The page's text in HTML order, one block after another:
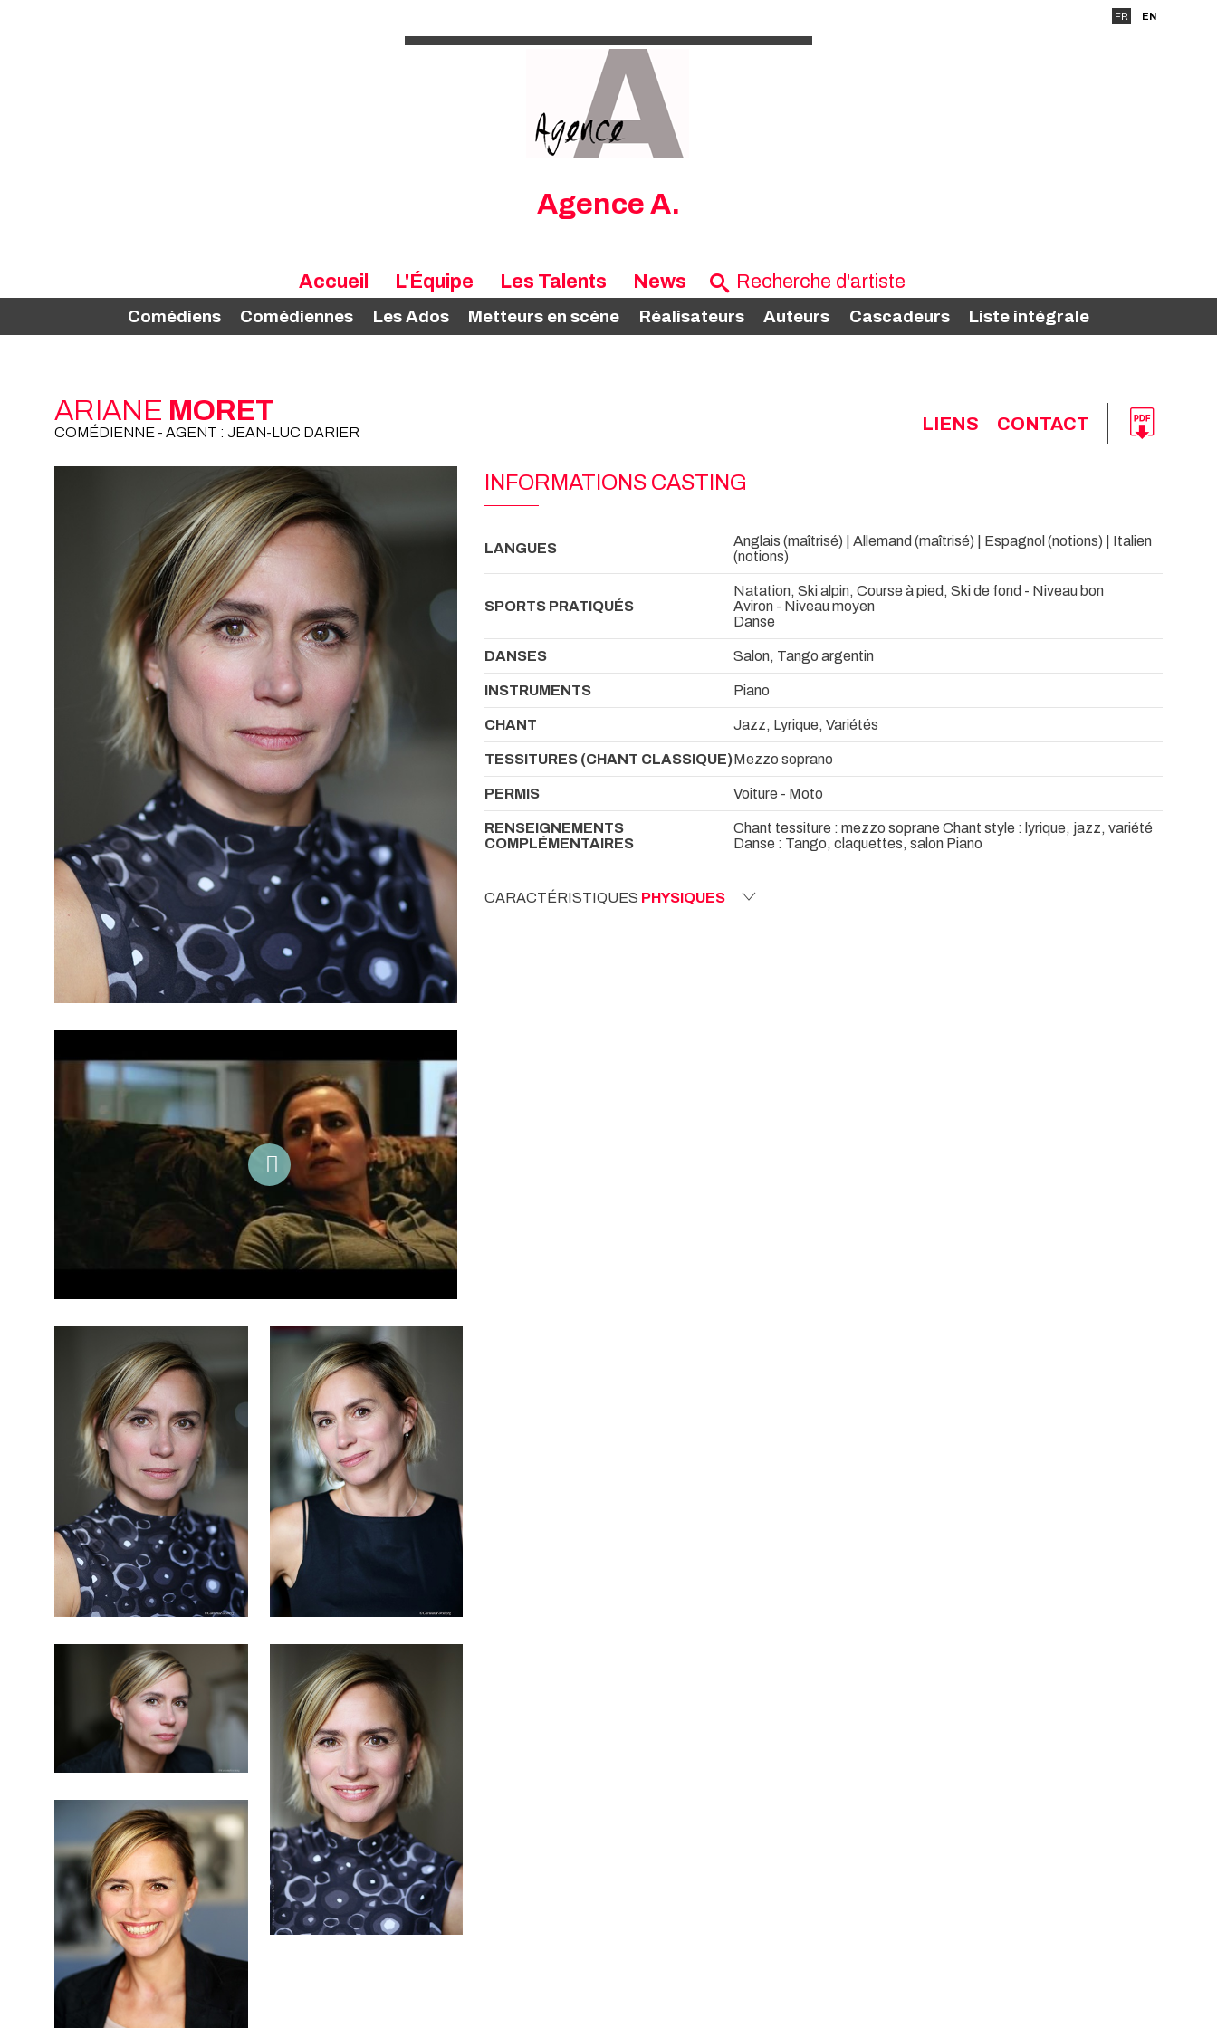
FR EN
Agence A.
Accueil L'Équipe Les Talents
Comédiens Comédiennes Les Ados Metteurs en scène Réalisateurs Auteurs Cascadeurs Liste intégrale
News
ARIANE MORET
COMÉDIENNE - AGENT : JEAN-LUC DARIER LIENS CONTACT
INFORMATIONS CASTING
LANGUES
Anglais (maîtrisé) | Allemand (maîtrisé) | Espagnol (notions) | Italien
(notions)
SPORTS PRATIQUÉS
Natation, Ski alpin, Course à pied, Ski de fond - Niveau bon
Aviron - Niveau moyen
Danse
DANSES Salon, Tango argentin
INSTRUMENTS Piano
CHANT Jazz, Lyrique, Variétés
TESSITURES (CHANT CLASSIQUE)Mezzo soprano
PERMIS Voiture - Moto
RENSEIGNEMENTS
COMPLÉMENTAIRES
Chant tessiture : mezzo soprane Chant style : lyrique, jazz, variété
Danse : Tango, claquettes, salon Piano
CARACTÉRISTIQUES PHYSIQUES